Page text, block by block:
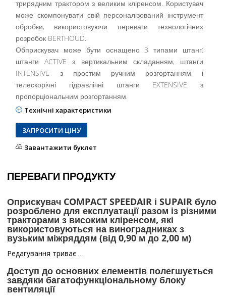
трирядним трактором з великим кліренсом. Користувач
може скомпонувати свій персоналізований інструмент
обробки, використовуючи переваги технологічних
розробок BERTHOUD.
Обприскувач може бути оснащено 3 типами штанг:
штанги ACTIVE з вертикальним складанням, штанги
INTENSIVE з простим ручним розгортанням і
телескорічні гідравлічні штанги EXTENSIVE з
пропорціональним розгортанням.
Технічні характеристики
ЗАПРОСИТИ ЦІНУ
Завантажити буклет
ПЕРЕВАГИ ПРОДУКТУ
Оприскувач COMPACT SPEEDAIR і SUPAIR було
розроблено для експлуатації разом із різними
тракторами з високим кліренсом, які
використовуються на виноградниках з
вузьким міжряддям (від 0,90 м до 2,00 м)
Редагування триває …
Доступ до основних елементів полегшується
завдяки багатофункціональному блоку
вентиляції